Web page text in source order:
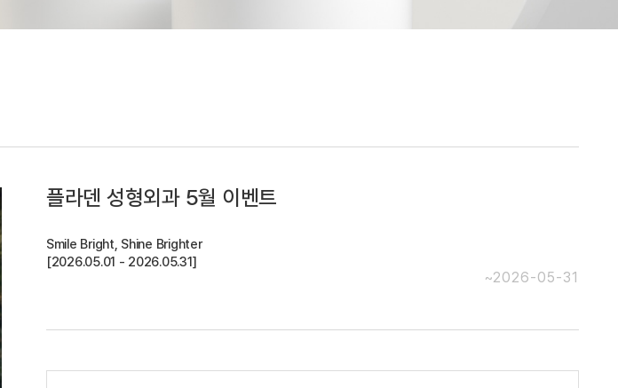
플라덴 성형외과 5월 이벤트
Smile Bright, Shine Brighter
[2026.05.01 - 2026.05.31]
~2026-05-31